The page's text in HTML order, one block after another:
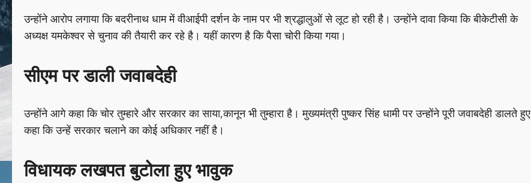
उन्होंने आरोप लगाया कि बदरीनाथ धाम में वीआईपी दर्शन के नाम पर भी श्रद्धालुओं से लूट हो रही है। उन्होंने दावा किया कि बीकेटीसी के
अध्यक्ष यमकेश्वर से चुनाव की तैयारी कर रहे है। यहीं कारण है कि पैसा चोरी किया गया।
सीएम पर डाली जवाबदेही
उन्होंने आगे कहा कि चोर तुम्हारे और सरकार का साया,कानून भी तुम्हारा है। मुख्यमंत्री पुष्कर सिंह धामी पर उन्होंने पूरी जवाबदेही डालते हुए
कहा कि उन्हें सरकार चलाने का कोई अधिकार नहीं है।
विधायक लखपत बुटोला हुए भावुक